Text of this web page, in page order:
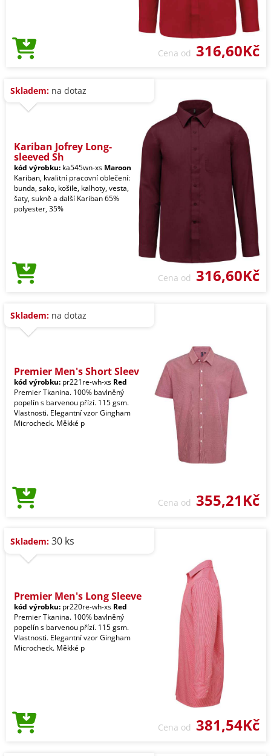
Cena od 316,60Kč
Skladem: na dotaz
Kariban Jofrey Long-
sleeved Sh
kód výrobku: ka545wn-xs Maroon
Kariban, kvalitní pracovní oblečení:
bunda, sako, košile, kalhoty, vesta,
šaty, sukně a další Kariban 65%
polyester, 35%
Cena od 316,60Kč
Skladem: na dotaz
Premier Men's Short Sleev
kód výrobku: pr221re-wh-xs Red
Premier Tkanina. 100% bavlněný
popelín s barvenou přízí. 115 gsm.
Vlastnosti. Elegantní vzor Gingham
Microcheck. Měkké p
Cena od 355,21Kč
Skladem: 30 ks
Premier Men's Long Sleeve
kód výrobku: pr220re-wh-xs Red
Premier Tkanina. 100% bavlněný
popelín s barvenou přízí. 115 gsm.
Vlastnosti. Elegantní vzor Gingham
Microcheck. Měkké p
Cena od 381,54Kč